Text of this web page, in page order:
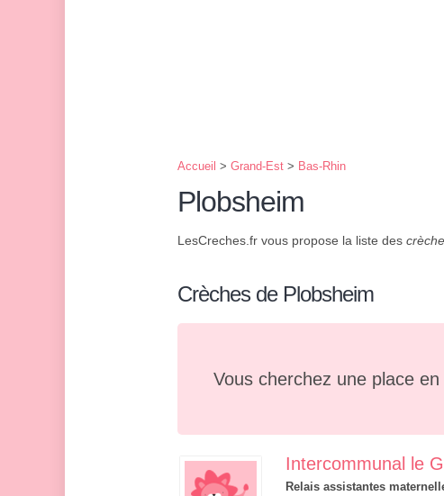
Accueil > Grand-Est > Bas-Rhin
Plobsheim
LesCreches.fr vous propose la liste des
Crèches de Plobsheim
Vous cherchez une place
Intercommunal le
Relais assistantes